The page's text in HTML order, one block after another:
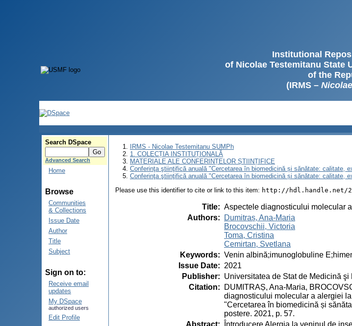
Institutional
of Nicolae Testemitanu State
of the
(IRMS –
Search DSpace
Advanced Search
Home
Browse
Communities
& Collections
Issue Date
Author
Title
Subject
Sign on to:
Receive email
updates
My DSpace
authorized users
Edit Profile
IRMS - Nicolae Testemitanu SUMPh
1. COLECȚIA INSTITUȚIONALĂ
MATERIALE ALE CONFERINȚELOR ȘTIINȚIFICE
Conferinţa ştiinţifică anuală "Cercetarea în biomedicină și sănătate: calitate,
Conferinţa ştiinţifică anuală "Cercetarea în biomedicină și sănătate: calitate,
Please use this identifier to cite or link to this item: http://hdl.handle.net/
Title: Aspectele diagnosticului molecular
Authors:
Dumitraș, Ana-Maria
Brocovschii, Victoria
Toma, Cristina
Cemirtan, Svetlana
Keywords: Venin albină;imunoglobuline
Issue Date: 2021
Publisher: Universitatea de Stat de Medicină
Citation:
DUMITRAȘ, Ana-Maria,
diagnosticului molecular a alergiei
"Cercetarea în biomedicină și
postere. 2021, p. 57.
Abstract:
Întroducere Alergia la veninul de